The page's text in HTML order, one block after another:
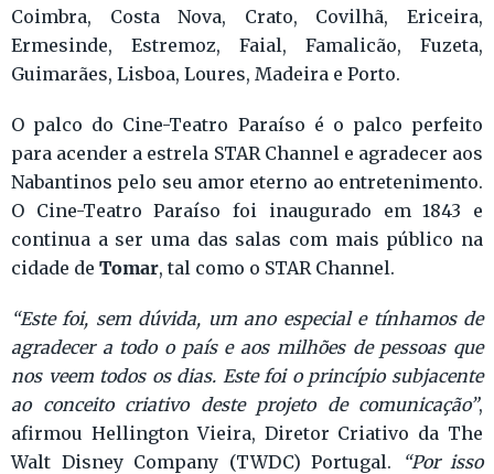
Coimbra, Costa Nova, Crato, Covilhã, Ericeira,
Ermesinde, Estremoz, Faial, Famalicão, Fuzeta,
Guimarães, Lisboa, Loures, Madeira e Porto.
O palco do Cine-Teatro Paraíso é o palco perfeito
para acender a estrela STAR Channel e agradecer aos
Nabantinos pelo seu amor eterno ao entretenimento.
O Cine-Teatro Paraíso foi inaugurado em 1843 e
continua a ser uma das salas com mais público na
cidade de Tomar, tal como o STAR Channel.
“Este foi, sem dúvida, um ano especial e tínhamos de
agradecer a todo o país e aos milhões de pessoas que
nos veem todos os dias. Este foi o princípio subjacente
ao conceito criativo deste projeto de comunicação”,
afirmou Hellington Vieira, Diretor Criativo da The
Walt Disney Company (TWDC) Portugal.
“Por isso